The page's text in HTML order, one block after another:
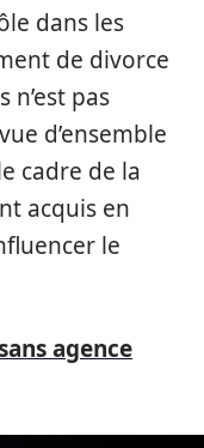
dans les
de divorce
pas
d’ensemble
cadre de la
acquis en
le
agence